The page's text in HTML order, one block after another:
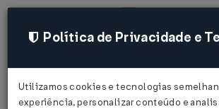
Política de Privacidade e
Utilizamos cookies e tecnologias
experiência, personalizar conteúdo e